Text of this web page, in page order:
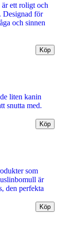
är ett roligt och
Designad för
och sinnen
liten kanin
snutta med.
som
är
den perfekta